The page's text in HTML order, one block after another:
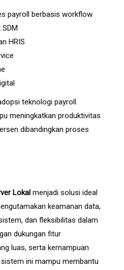
payroll berbasis workflow
HRIS
teknologi payroll
meningkatkan produktivitas
dibandingkan proses
Lokal menjadi solusi ideal
keamanan data,
dan fleksibilitas dalam
dukungan fitur
luas, serta kemampuan
ini mampu membantu